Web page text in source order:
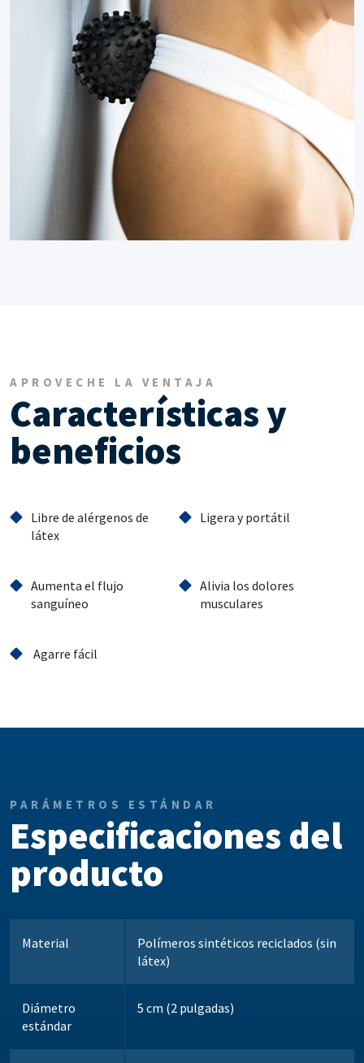
APROVECHE LA VENTAJA
Características y
beneficios
Libre de alérgenos de
látex
Ligera y portátil
Aumenta el flujo
sanguíneo
Alivia los dolores
musculares
Agarre fácil
PARÁMETROS ESTÁNDAR
Especificaciones del
producto
Material
Polímeros sintéticos reciclados (sin
látex)
Diámetro
estándar
5 cm (2 pulgadas)